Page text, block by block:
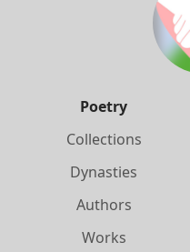
Poetry
Collections
Dynasties
Authors
Works